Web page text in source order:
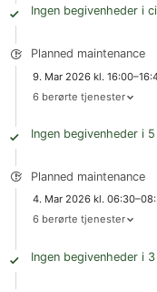
Ingen begivenheder i
Planned maintenance
9. Mar 2026 kl.
6 berørte tjenester
Ingen begivenheder i
Planned maintenance
4. Mar 2026 kl.
6 berørte tjenester
Ingen begivenheder i